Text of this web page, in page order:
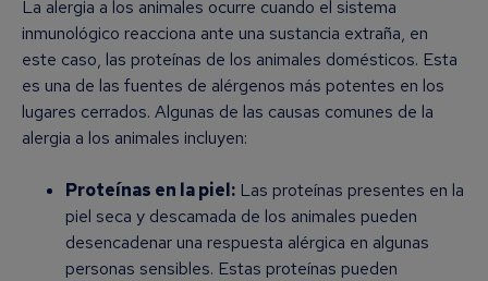
La alergia a los animales ocurre cuando el sistema
inmunológico reacciona ante una sustancia extraña, en
este caso, las proteínas de los animales domésticos. Esta
es una de las fuentes de alérgenos más potentes en los
lugares cerrados. Algunas de las causas comunes de la
alergia a los animales incluyen:
Proteínas en la piel: Las proteínas presentes en la
piel seca y descamada de los animales pueden
desencadenar una respuesta alérgica en algunas
personas sensibles. Estas proteínas pueden